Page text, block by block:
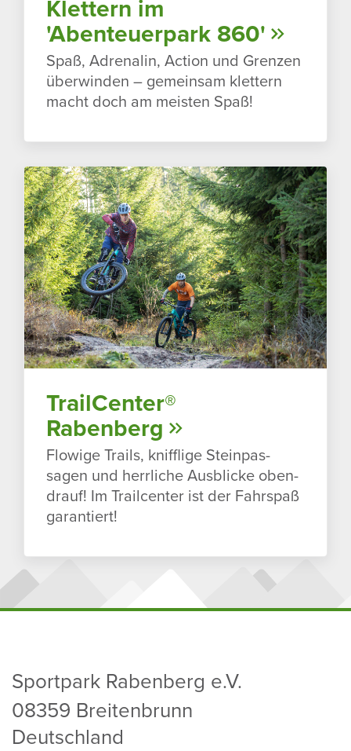
Klet­tern im
'Aben­teu­er­park 860'
Spaß, Adre­nalin, Action und Grenzen
über­winden – gemeinsam klet­tern
macht doch am meisten Spaß!
TrailCenter®
Raben­berg
Flowige Trails, kniff­lige Stein­pas­
sagen und herr­liche Ausblicke oben­
drauf! Im Trailcenter ist der Fahr­spaß
garan­tiert!
Sport­park Raben­berg e.V.
08359 Brei­ten­brunn
Deutsch­land